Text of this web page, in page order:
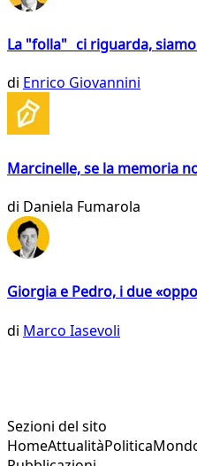
La "folla" ci riguarda,
di Enrico Giovannini
Marcinelle, se la memoria
di Daniela Fumarola
Giorgia e Pedro, i due
di Marco Iasevoli
Sezioni del sito
HomeAttualitàPolitica